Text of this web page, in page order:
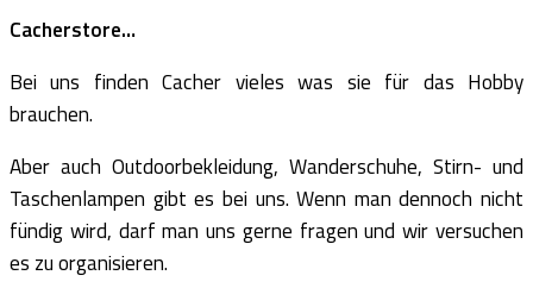
Cacherstore…
Bei uns finden Cacher vieles was sie für das Hobby
brauchen.
Aber auch Outdoorbekleidung, Wanderschuhe, Stirn- und
Taschenlampen gibt es bei uns. Wenn man dennoch nicht
fündig wird, darf man uns gerne fragen und wir versuchen
es zu organisieren.